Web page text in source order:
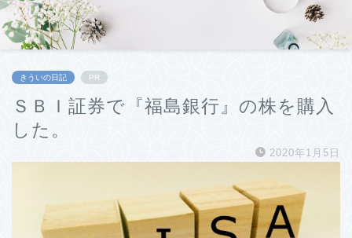
きういの日記 PR
ＳＢＩ証券で『福島銀行』の株を購入
した。
2020年1月5日